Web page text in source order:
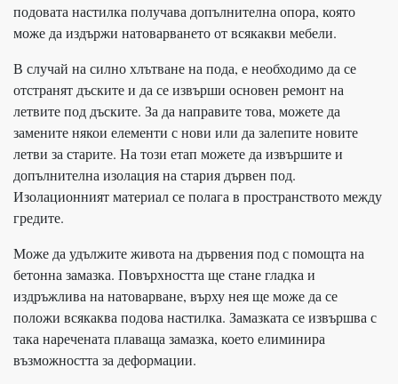
подовата настилка получава допълнителна опора, която
може да издържи натоварването от всякакви мебели.
В случай на силно хлътване на пода, е необходимо да се
отстранят дъските и да се извърши основен ремонт на
летвите под дъските. За да направите това, можете да
замените някои елементи с нови или да залепите новите
летви за старите. На този етап можете да извършите и
допълнителна изолация на стария дървен под.
Изолационният материал се полага в пространството между
гредите.
Може да удължите живота на дървения под с помощта на
бетонна замазка. Повърхността ще стане гладка и
издръжлива на натоварване, върху нея ще може да се
положи всякаква подова настилка. Замазката се извършва с
така наречената плаваща замазка, което елиминира
възможността за деформации.